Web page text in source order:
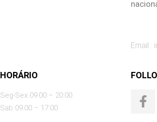
Email :
HORÁRIO
Seg-Sex 09:00 – 20:00
Sab 09:00 – 17:00